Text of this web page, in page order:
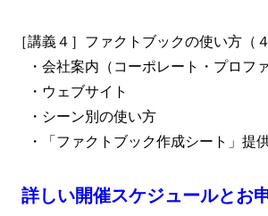
［講義４］ファクトブックの使い方（
・会社案内（コーポレート・プロファ
・ウェブサイト
・シーン別の使い方
・「ファクトブック作成シート」提
詳しい開催スケジュールとお